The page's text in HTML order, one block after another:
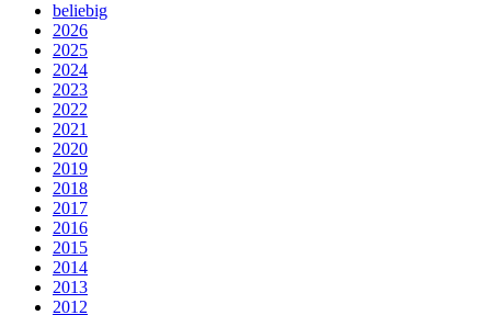
beliebig
2026
2025
2024
2023
2022
2021
2020
2019
2018
2017
2016
2015
2014
2013
2012